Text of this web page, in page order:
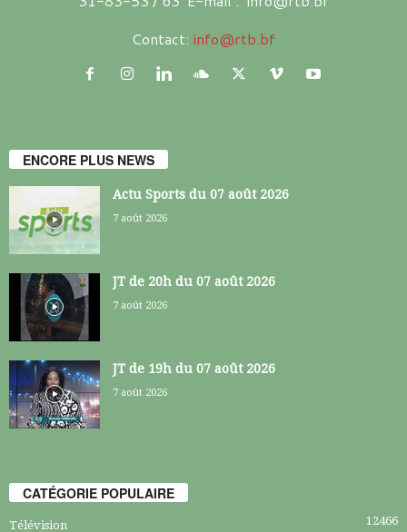
Contact: info@rtb.bf
ENCORE PLUS NEWS
Actu Sports du 07 août 2026
7 août 2026
JT de 20h du 07 août 2026
7 août 2026
JT de 19h du 07 août 2026
7 août 2026
CATÉGORIE POPULAIRE
Télévision 12466